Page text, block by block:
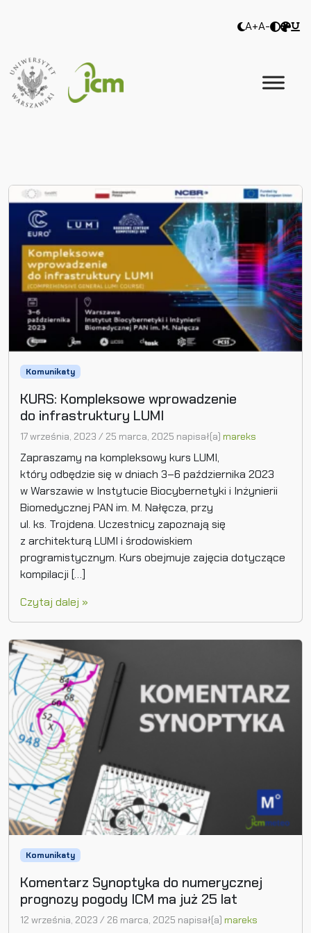
A+A-
Komunikaty
KURS: Kompleksowe wprowadzenie
do infrastruktury LUMI
17 września, 2023 / 25 marca, 2025 napisał(a) mareks
Zapraszamy na kompleksowy kurs LUMI,
który odbędzie się w dniach 3–6 października 2023
w Warszawie w Instytucie Biocybernetyki i Inżynierii
Biomedycznej PAN im. M. Nałęcza, przy
ul. ks. Trojdena. Uczestnicy zapoznają się
z architekturą LUMI i środowiskiem
programistycznym. Kurs obejmuje zajęcia dotyczące
kompilacji […]
Czytaj dalej »
Komunikaty
Komentarz Synoptyka do numerycznej
prognozy pogody ICM ma już 25 lat
12 września, 2023 / 26 marca, 2025 napisał(a) mareks